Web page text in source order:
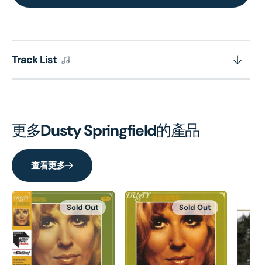
Track List
更多Dusty Springfield的產品
查看更多
Sold Out Sold Out